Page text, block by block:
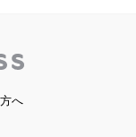
へ